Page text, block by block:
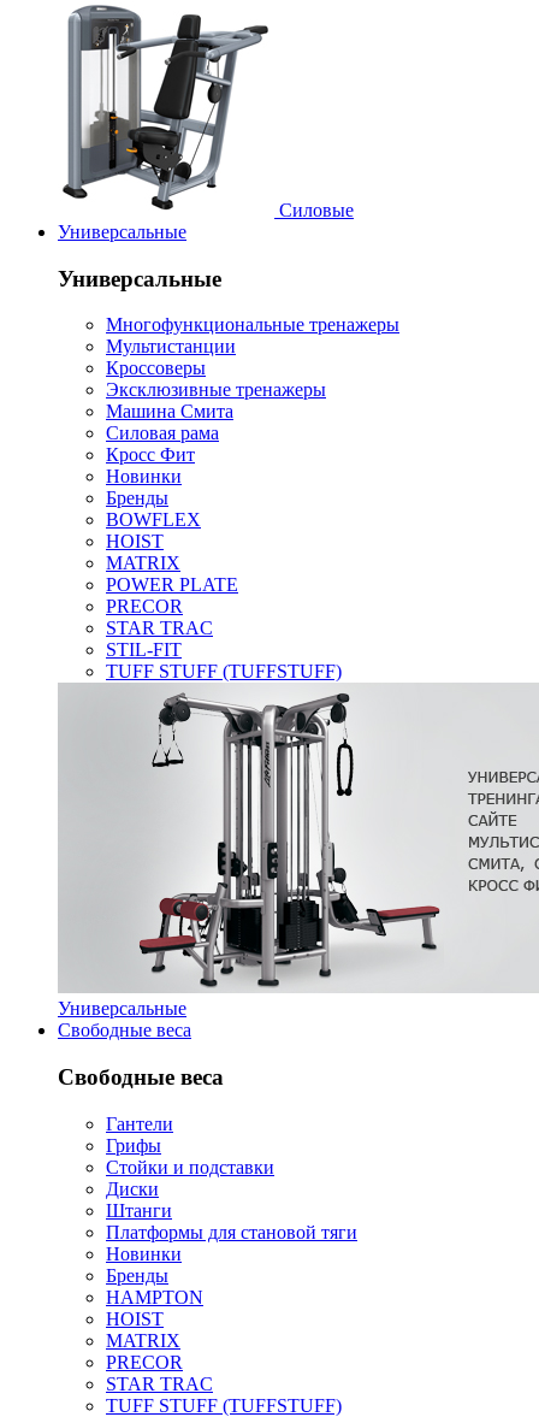
Силовые
Универсальные
Универсальные
Многофункциональные тренажеры
Мультистанции
Кроссоверы
Эксклюзивные тренажеры
Машина Смита
Силовая рама
Кросс Фит
Новинки
Бренды
BOWFLEX
HOIST
MATRIX
POWER PLATE
PRECOR
STAR TRAC
STIL-FIT
TUFF STUFF (TUFFSTUFF)
Универсальные
Свободные веса
Свободные веса
Гантели
Грифы
Стойки и подставки
Диски
Штанги
Платформы для становой тяги
Новинки
Бренды
HAMPTON
HOIST
MATRIX
PRECOR
STAR TRAC
TUFF STUFF (TUFFSTUFF)